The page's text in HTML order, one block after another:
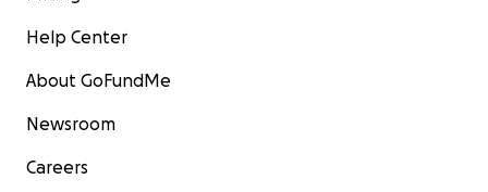
Help Center
About GoFundMe
Newsroom
Careers